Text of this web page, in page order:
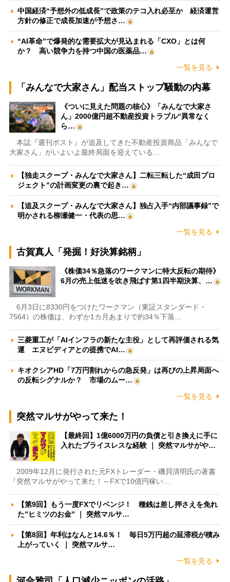
中国経済“予想外の低成長”で政策のテコ入れ必至か 経済運営
方針の修正で成長加速が予想さ…
“AI革命”で爆発的な需要拡大が見込まれる「CXO」とは何
か？ 高い競争力を持つ中国の医薬品…
一覧を見る
「みんなで大家さん」配当ストップ騒動の内幕
《ついに見えた問題の核心》「みんなで大家さ
ん」2000億円超不動産投資トラブル“異常なく
ら…
本誌『週刊ポスト』が追及してきた不動産投資商品「みんなで
大家さん」がいよいよ最終局面を迎えている…
【独走スクープ・みんなで大家さん】二転三転した“成田プロ
ジェクト”の計画変更の裏で起き…
【追及スクープ・みんなで大家さん】独占入手“内部議事録”で
明かされる柳瀬健一・代表の思…
一覧を見る
古賀真人「発掘！好決算銘柄」
《株価34％急落のワークマンに特大反転の期待》
6月の売上低迷を吹き飛ばす第1四半期決算、…
6月3日に8330円をつけたワークマン（東証スタンダード・
7564）の株価は、わずか1カ月あまりで約34％下落…
三菱重工が「AIインフラの新たな主役」として再評価される気
運 エヌビディアとの提携でAI…
キオクシアHD「7万円割れからの急反発」は再びの上昇局面へ
の反転シグナルか？ 市場のムー…
一覧を見る
突然マルサがやって来た！
【最終回】1億6000万円の負債と引き換えに手に
入れたプライスレスな経験 ｜ 突然マルサがや…
2009年12月に発行された元FXトレーダー・磯貝清明氏の著書
『突然マルサがやって来た！～FXで10億円稼い…
【第9回】もう一度FXでリベンジ！ 種銭は差し押さえを免れ
た”ヒミツのお金” ｜ 突然マルサ…
【第8回】年利はなんと14.6％！ 毎日5万円超の延滞税が積み
上がっていく ｜ 突然マルサ…
一覧を見る